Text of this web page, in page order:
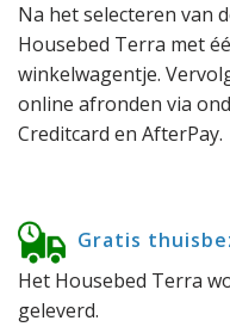
Na het selecteren van
Housebed Terra met
winkelwagentje.
online afronden via
Creditcard en AfterPay.
Gratis
Het Housebed Terra
geleverd.